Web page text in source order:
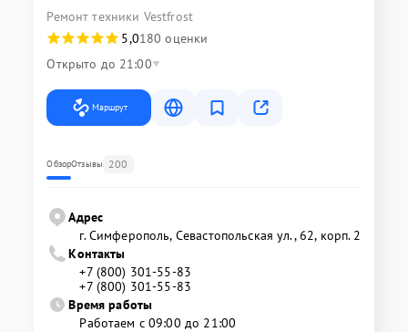
Ремонт техники Vestfrost
5,0180 оценки
Открыто до 21:00
Маршрут
ОбзорОтзывы 200
Адрес
г. Симферополь, Севастопольская ул., 62, корп. 2
Контакты
+7 (800) 301-55-83
+7 (800) 301-55-83
Время работы
Работаем с 09:00 до 21:00